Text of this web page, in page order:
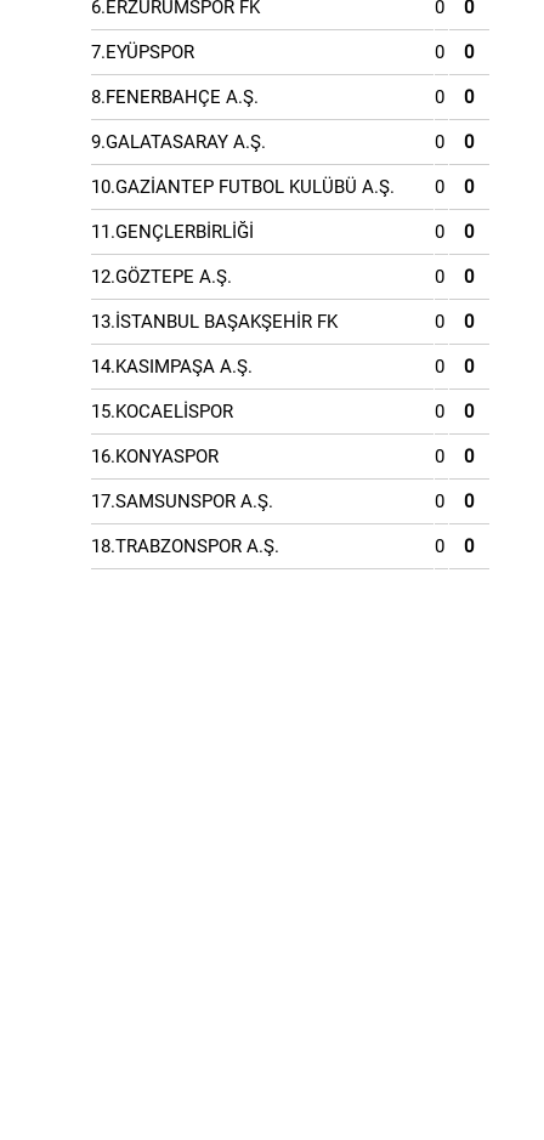
6.ERZURUMSPOR FK 0 0
7.EYÜPSPOR 0 0
8.FENERBAHÇE A.Ş. 0 0
9.GALATASARAY A.Ş. 0 0
10.GAZİANTEP FUTBOL KULÜBÜ A.Ş. 0 0
11.GENÇLERBİRLİĞİ 0 0
12.GÖZTEPE A.Ş. 0 0
13.İSTANBUL BAŞAKŞEHİR FK 0 0
14.KASIMPAŞA A.Ş. 0 0
15.KOCAELİSPOR 0 0
16.KONYASPOR 0 0
17.SAMSUNSPOR A.Ş. 0 0
18.TRABZONSPOR A.Ş. 0 0